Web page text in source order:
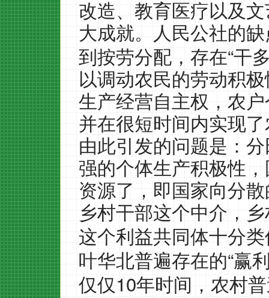
改造、教育医疗以及
大成就。人民公社的
到按劳分配，存在“干
以调动农民的劳动积
生产经营自主权，农
并在很短时间内实现
由此引发的问题是：
强的个体生产积极性
资源了，即国家向分
乡村干部这个中介，
这个利益共同体十分
叶华北普遍存在的“赢
仅仅10年时间，农村